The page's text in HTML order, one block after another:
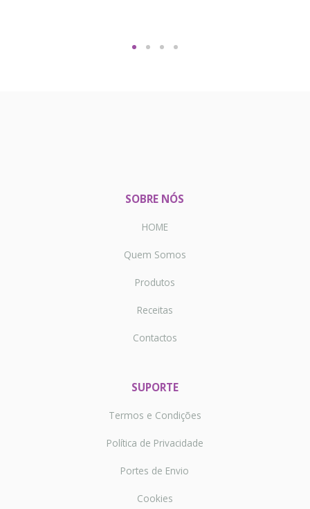
SOBRE NÓS
HOME
Quem Somos
Produtos
Receitas
Contactos
SUPORTE
Termos e Condições
Política de Privacidade
Portes de Envio
Cookies